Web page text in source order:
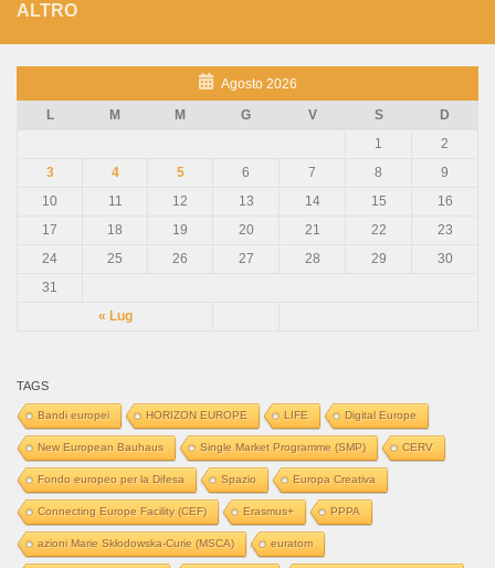
ALTRO
Agosto 2026
L
M M G V S D
« Lug
1
2
3
4 5 6 7 8
9
10
11 12 13 14 15
16
17
18 19 20 21 22
23
24
25 26 27 28 29
30
31
TAGS
Bandi europei HORIZON EUROPE LIFE Digital Europe
New European Bauhaus Single Market Programme (SMP) CERV
Fondo europeo per la Difesa Spazio Europa Creativa
Connecting Europe Facility (CEF) Erasmus+ PPPA
azioni Marie Skłodowska-Curie (MSCA) euratom